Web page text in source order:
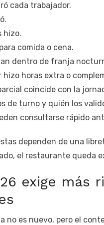
cada trabajador.
hizo.
comida o cena.
dentro de franja
hizo horas extra o
coincide con la
de turno y quién los
consultarse rápido
dependen de una
el restaurante queda
exige más
no es nuevo, pero el